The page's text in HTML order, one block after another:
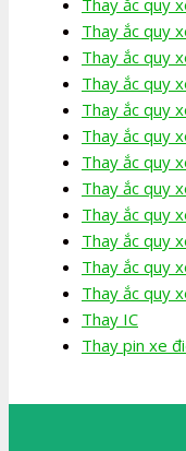
Thay ắc quy
Thay ắc quy
Thay ắc quy
Thay ắc quy
Thay ắc quy
Thay ắc quy
Thay ắc quy
Thay ắc quy
Thay ắc quy
Thay ắc quy
Thay ắc quy
Thay IC
Thay pin xe